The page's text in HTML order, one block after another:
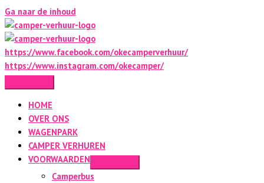
Ga naar de inhoud
https://www.facebook.com/okecamperverhuur/
https://www.instagram.com/okecamper/
HOME
OVER ONS
WAGENPARK
CAMPER VERHUREN
VOORWAARDEN
Camperbus